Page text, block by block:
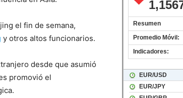
el fin de semana,
y otros altos funcionarios.
desde que asumió
promovió el